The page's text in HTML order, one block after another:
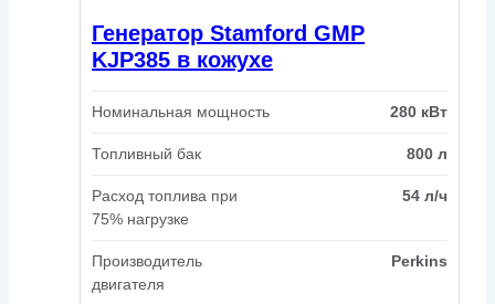
Генератор Stamford GMP
KJP385 в кожухе
Номинальная мощность 280 кВт
Топливный бак 800 л
Расход топлива при
75% нагрузке
54 л/ч
Производитель
двигателя
Perkins